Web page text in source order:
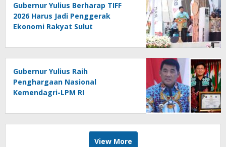
Gubernur Yulius Berharap TIFF
2026 Harus Jadi Penggerak
Ekonomi Rakyat Sulut
Gubernur Yulius Raih
Penghargaan Nasional
Kemendagri-LPM RI
View More